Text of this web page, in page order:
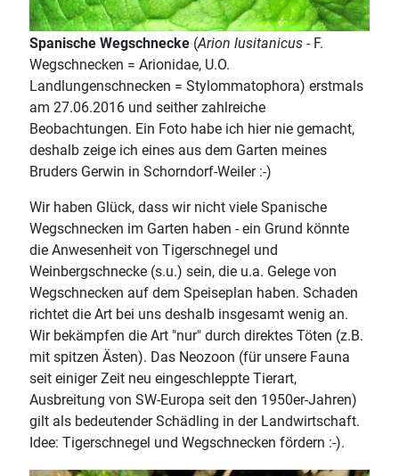
Spanische Wegschnecke (Arion lusitanicus - F.
Wegschnecken = Arionidae, U.O.
Landlungenschnecken = Stylommatophora) erstmals
am 27.06.2016 und seither zahlreiche
Beobachtungen. Ein Foto habe ich hier nie gemacht,
deshalb zeige ich eines aus dem Garten meines
Bruders Gerwin in Schorndorf-Weiler :-)
Wir haben Glück, dass wir nicht viele Spanische
Wegschnecken im Garten haben - ein Grund könnte
die Anwesenheit von Tigerschnegel und
Weinbergschnecke (s.u.) sein, die u.a. Gelege von
Wegschnecken auf dem Speiseplan haben. Schaden
richtet die Art bei uns deshalb insgesamt wenig an.
Wir bekämpfen die Art "nur" durch direktes Töten (z.B.
mit spitzen Ästen). Das Neozoon (für unsere Fauna
seit einiger Zeit neu eingeschleppte Tierart,
Ausbreitung von SW-Europa seit den 1950er-Jahren)
gilt als bedeutender Schädling in der Landwirtschaft.
Idee: Tigerschnegel und Wegschnecken fördern :-).